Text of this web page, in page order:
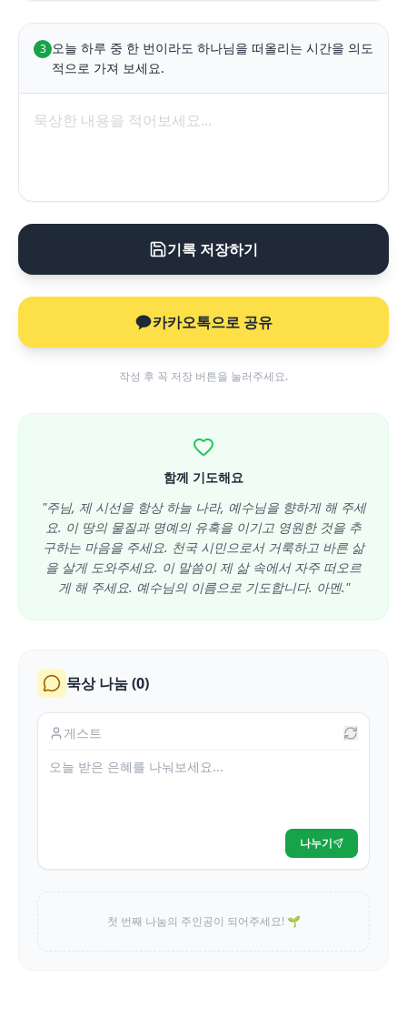
3 오늘 하루 중 한 번이라도 하나님을 떠올리는 시간을 의도
적으로 가져 보세요.
기록 저장하기
카카오톡으로 공유
작성 후 꼭 저장 버튼을 눌러주세요.
함께 기도해요
"주님, 제 시선을 항상 하늘 나라, 예수님을 향하게 해 주세
요. 이 땅의 물질과 명예의 유혹을 이기고 영원한 것을 추
구하는 마음을 주세요. 천국 시민으로서 거룩하고 바른 삶
을 살게 도와주세요. 이 말씀이 제 삶 속에서 자주 떠오르
게 해 주세요. 예수님의 이름으로 기도합니다. 아멘."
묵상 나눔 (0)
나누기
첫 번째 나눔의 주인공이 되어주세요! 🌱